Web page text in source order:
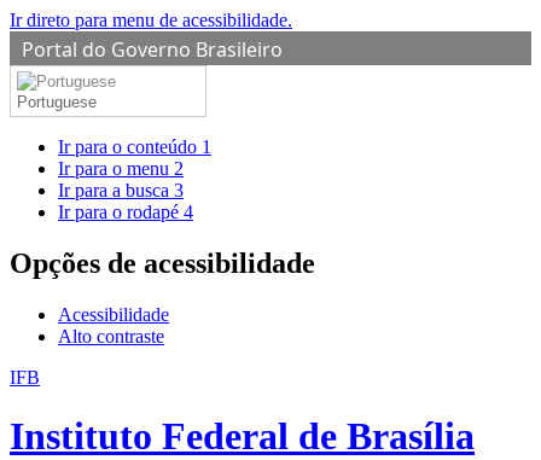
Ir direto para menu de acessibilidade.
Portal do Governo Brasileiro
Portuguese
Ir para o conteúdo 1
Ir para o menu 2
Ir para a busca 3
Ir para o rodapé 4
Opções de acessibilidade
Acessibilidade
Alto contraste
IFB
Instituto Federal de Brasília